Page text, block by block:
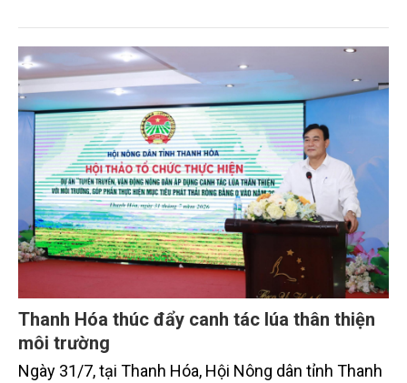
đồng thời mở ra cơ hội hình thành thị trường sản
phẩm phát thải thấp và tín chỉ carbon trong nông
nghiệp.
Thanh Hóa thúc đẩy canh tác lúa thân thiện
môi trường
Ngày 31/7, tại Thanh Hóa, Hội Nông dân tỉnh Thanh